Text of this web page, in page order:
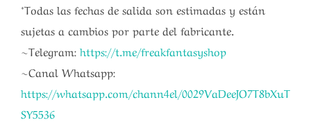
*Todas las fechas de salida son estimadas y están
sujetas a cambios por parte del fabricante.
~Telegram: https://t.me/freakfantasyshop
~Canal Whatsapp:
https://whatsapp.com/chann4el/0029VaDeeJO7T8bXuT
SY5536